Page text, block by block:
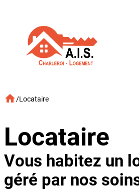
contenu
/Locataire
Locataire
Vous habitez un
géré par nos